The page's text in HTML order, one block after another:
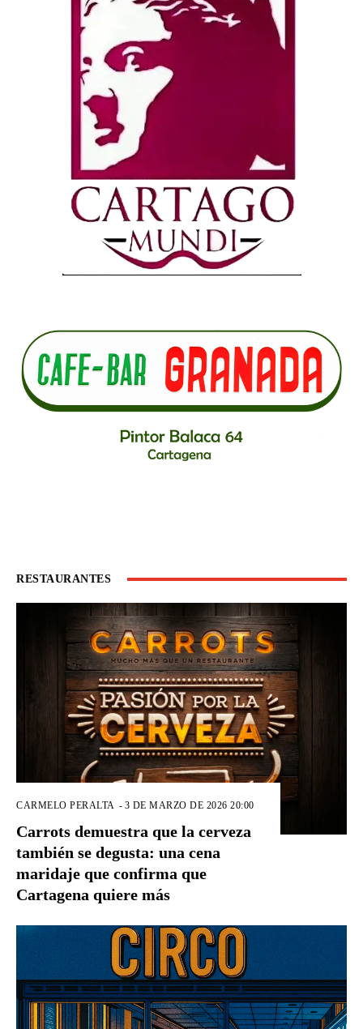
RESTAURANTES
CARMELO PERALTA - 3 DE MARZO DE 2026 20:00
Carrots demuestra que la cerveza
también se degusta: una cena
maridaje que confirma que
Cartagena quiere más